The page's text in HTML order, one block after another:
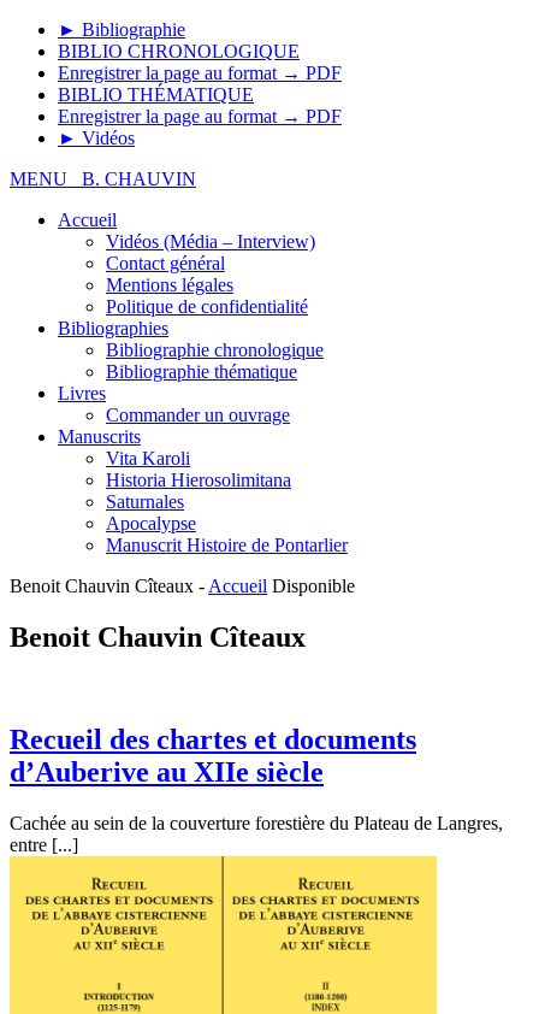
► Bibliographie
BIBLIO CHRONOLOGIQUE
Enregistrer la page au format → PDF
BIBLIO THÉMATIQUE
Enregistrer la page au format → PDF
► Vidéos
MENU
B. CHAUVIN
Accueil
Vidéos (Média – Interview)
Contact général
Mentions légales
Politique de confidentialité
Bibliographies
Bibliographie chronologique
Bibliographie thématique
Livres
Commander un ouvrage
Manuscrits
Vita Karoli
Historia Hierosolimitana
Saturnales
Apocalypse
Manuscrit Histoire de Pontarlier
Benoit Chauvin Cîteaux - Accueil Disponible
Benoit Chauvin Cîteaux
Recueil des chartes et documents
d’Auberive au XIIe siècle
Cachée au sein de la couverture forestière du Plateau de Langres,
entre [...]